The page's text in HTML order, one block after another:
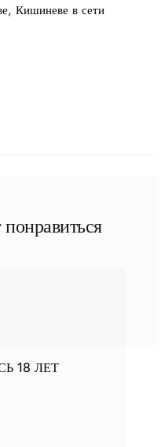
Кишиневе в сети
18 ЛЕТ